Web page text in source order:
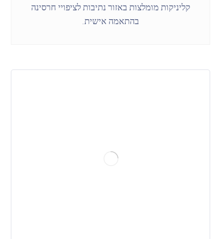
קליניקות מומלצות באזור נתיבות לציפויי חרסינה
בהתאמה אישית.